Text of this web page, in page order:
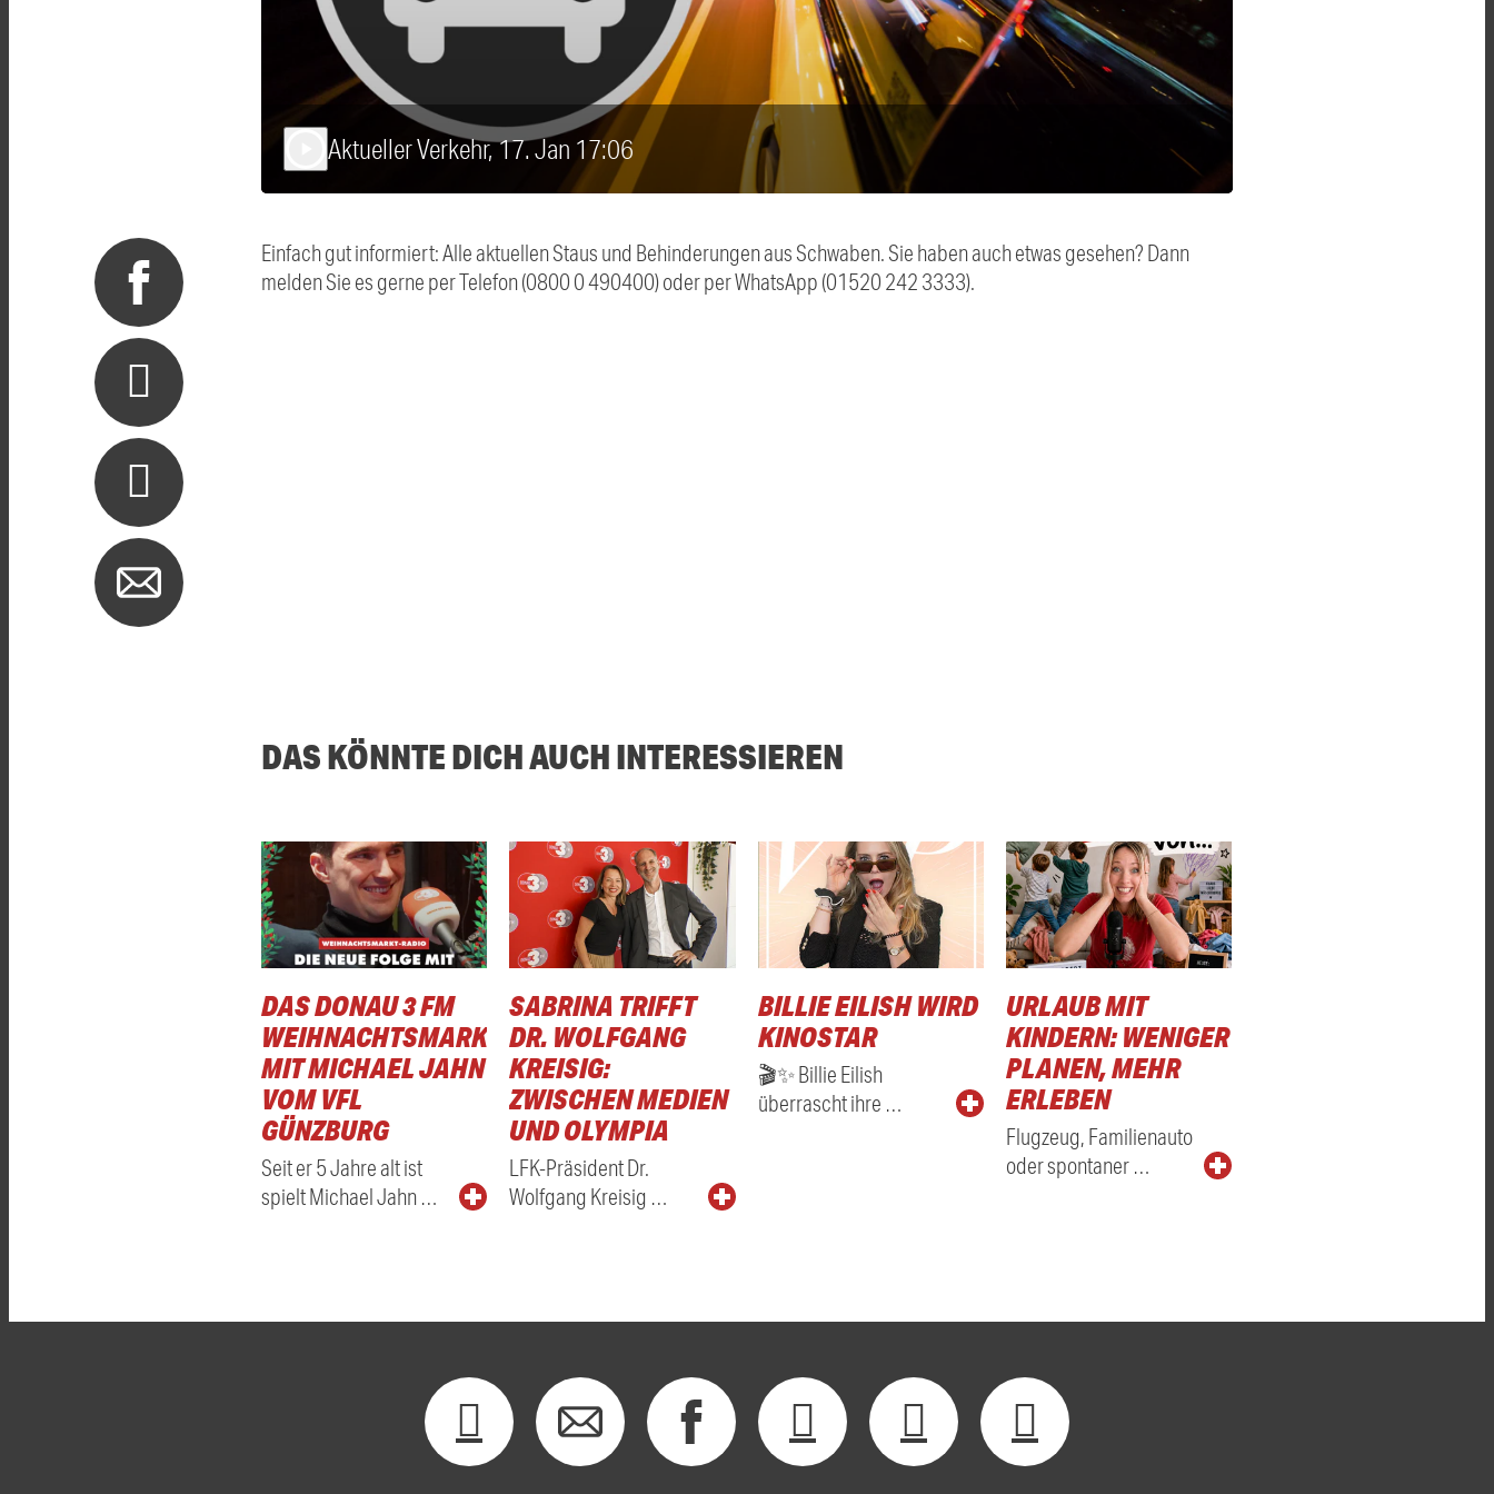
Aktueller Verkehr, 17. Jan 17:06
Einfach gut informiert: Alle aktuellen Staus und Behinderungen aus Schwaben. Sie haben auch etwas gesehen? Dann
melden Sie es gerne per Telefon (0800 0 490400) oder per WhatsApp (01520 242 3333).
DAS KÖNNTE DICH AUCH INTERESSIEREN
DAS DONAU 3 FM
WEIHNACHTSMARKTRADIO
MIT MICHAEL JAHN
VOM VFL
GÜNZBURG
Seit er 5 Jahre alt ist
spielt Michael Jahn …
SABRINA TRIFFT
DR. WOLFGANG
KREISIG:
ZWISCHEN MEDIEN
UND OLYMPIA
LFK-Präsident Dr.
Wolfgang Kreisig …
BILLIE EILISH WIRD
KINOSTAR
🎬✨ Billie Eilish
überrascht ihre …
URLAUB MIT
KINDERN: WENIGER
PLANEN, MEHR
ERLEBEN
Flugzeug, Familienauto
oder spontaner …